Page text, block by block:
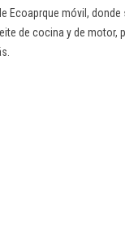
Ecoaprque móvil,
de cocina y de motor,